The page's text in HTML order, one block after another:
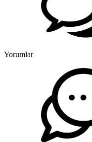
Yorumlar